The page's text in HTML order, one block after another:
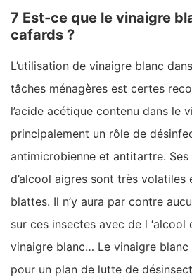
7 Est-ce que le vinaigre
cafards ?
L’utilisation de vinaigre blanc
tâches ménagères est certes
l’acide acétique contenu dans le
principalement un rôle de
antimicrobienne et antitartre.
d’alcool aigres sont très
blattes. Il n’y aura par contre
sur ces insectes avec de l ‘alcool
vinaigre blanc… Le vinaigre blanc
pour un plan de lutte de